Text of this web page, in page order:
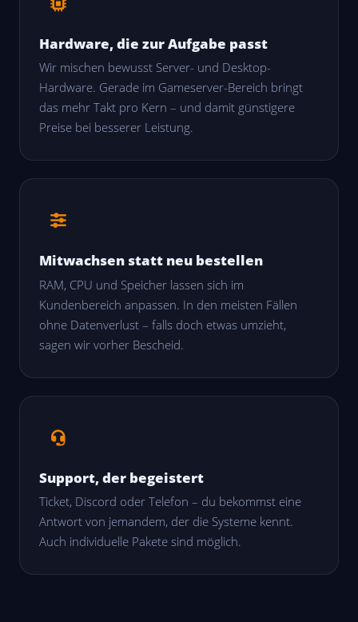
Hardware, die zur Aufgabe passt
Wir mischen bewusst Server- und Desktop-
Hardware. Gerade im Gameserver-Bereich bringt
das mehr Takt pro Kern – und damit günstigere
Preise bei besserer Leistung.
Mitwachsen statt neu bestellen
RAM, CPU und Speicher lassen sich im
Kundenbereich anpassen. In den meisten Fällen
ohne Datenverlust – falls doch etwas umzieht,
sagen wir vorher Bescheid.
Support, der begeistert
Ticket, Discord oder Telefon – du bekommst eine
Antwort von jemandem, der die Systeme kennt.
Auch individuelle Pakete sind möglich.